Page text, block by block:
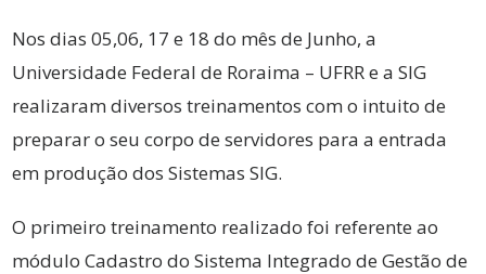
Nos dias 05,06, 17 e 18 do mês de Junho, a
Universidade Federal de Roraima – UFRR e a SIG
realizaram diversos treinamentos com o intuito de
preparar o seu corpo de servidores para a entrada
em produção dos Sistemas SIG.
O primeiro treinamento realizado foi referente ao
módulo Cadastro do Sistema Integrado de Gestão de